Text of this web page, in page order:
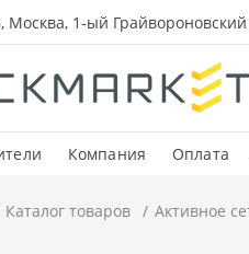
Москва, 1-ый
Компания Оплата
Каталог товаров Активное